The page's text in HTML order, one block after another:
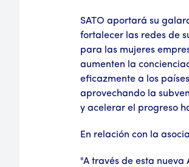
SATO aportará su
fortalecer las redes de
para las mujeres
aumenten la
eficazmente a los
aprovechando la
y acelerar el progreso
En relación con la
"A través de esta